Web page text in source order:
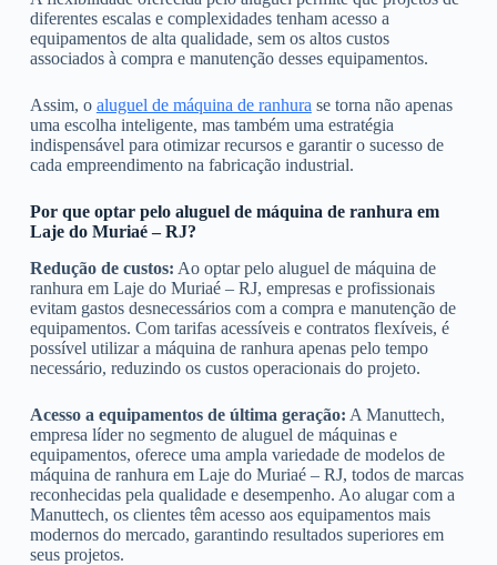
diferentes escalas e complexidades tenham acesso a
equipamentos de alta qualidade, sem os altos custos
associados à compra e manutenção desses equipamentos.
Assim, o aluguel de máquina de ranhura se torna não apenas
uma escolha inteligente, mas também uma estratégia
indispensável para otimizar recursos e garantir o sucesso de
cada empreendimento na fabricação industrial.
Por que optar pelo aluguel de máquina de ranhura em
Laje do Muriaé – RJ?
Redução de custos: Ao optar pelo aluguel de máquina de
ranhura em Laje do Muriaé – RJ, empresas e profissionais
evitam gastos desnecessários com a compra e manutenção de
equipamentos. Com tarifas acessíveis e contratos flexíveis, é
possível utilizar a máquina de ranhura apenas pelo tempo
necessário, reduzindo os custos operacionais do projeto.
Acesso a equipamentos de última geração: A Manuttech,
empresa líder no segmento de aluguel de máquinas e
equipamentos, oferece uma ampla variedade de modelos de
máquina de ranhura em Laje do Muriaé – RJ, todos de marcas
reconhecidas pela qualidade e desempenho. Ao alugar com a
Manuttech, os clientes têm acesso aos equipamentos mais
modernos do mercado, garantindo resultados superiores em
seus projetos.